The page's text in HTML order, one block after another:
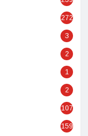
272
3
2
1
2
107
159